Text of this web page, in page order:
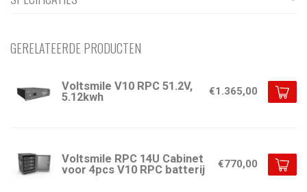
GERELATEERDE PRODUCTEN
Voltsmile V10 RPC 51.2V,
5.12kwh
€1.365,00
Voltsmile RPC 14U Cabinet
voor 4pcs V10 RPC batterij
€770,00